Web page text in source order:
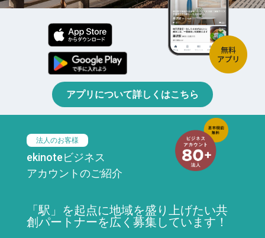
アプリについて詳しくはこちら
法人のお客様
ekinoteビジネス
アカウントのご紹介
「駅」を起点に地域を盛り上げたい共
創パートナーを広く募集しています！